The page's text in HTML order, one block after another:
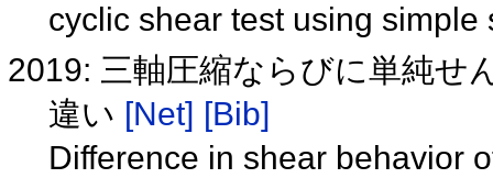
cyclic shear test using
2019: 三軸圧縮ならびに単純せ
違い [Net] [Bib]
Difference in shear behavior